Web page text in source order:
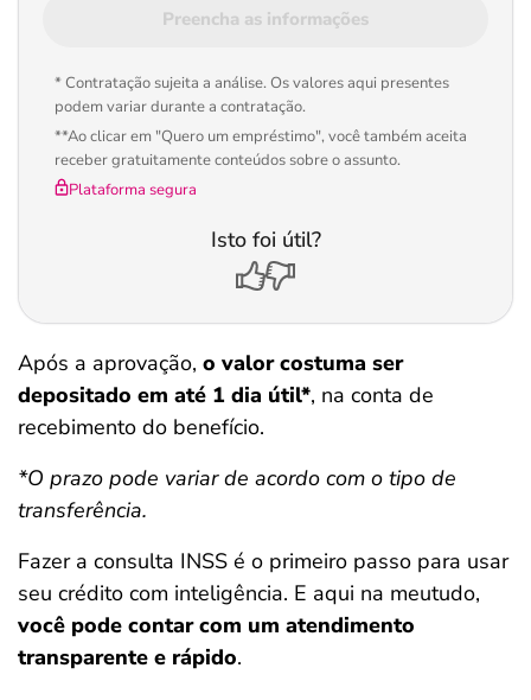
Preencha as informações
* Contratação sujeita a análise. Os valores aqui presentes
podem variar durante a contratação.
**Ao clicar em "Quero um empréstimo", você também aceita
receber gratuitamente conteúdos sobre o assunto.
Plataforma segura
Isto foi útil?
Após a aprovação, o valor costuma ser
depositado em até 1 dia útil*, na conta de
recebimento do benefício.
*O prazo pode variar de acordo com o tipo de
transferência.
Fazer a consulta INSS é o primeiro passo para usar
seu crédito com inteligência. E aqui na meutudo,
você pode contar com um atendimento
transparente e rápido.